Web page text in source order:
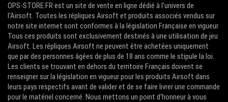
OPS-STORE.FR est un site de vente en ligne dédié à l'univers de
l'Airsoft. Toutes les répliques Airsoft et produits associés vendus sur
notre site internet sont conformes à la législation Française en vigueur.
Tous ces produits sont exclusivement destinés à une utilisation de jeu
Airsoft. Les répliques Airsoft ne peuvent être achetées uniquement
que par des personnes âgées de plus de 18 ans comme le stipule la loi.
Les clients se trouvant en dehors du territoire Français doivent se
renseigner sur la législation en vigueur pour les produits Airsoft dans
leurs pays respectifs avant de valider et de se faire livrer une commande
pour le matériel concerné. Nous mettons un point d'honneur à vous